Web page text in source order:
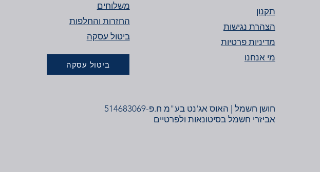
משלוחים
החזרות והחלפות
ביטול עסקה​​​
ביטול עסקה
תקנון
הצהרת נגישות
מדיניות פרטיות
מי אנחנו
חושן חשמל | האוס אג'נט בע"מ ח.פ-514683069
אביזרי חשמל בסיטונאות ולפרטיים